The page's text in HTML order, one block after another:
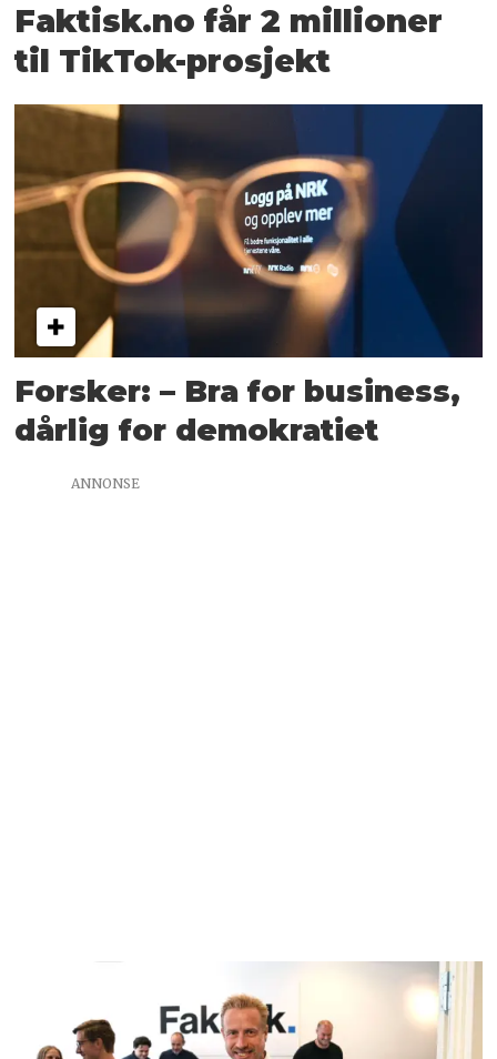
Faktisk.no får 2 millioner
til TikTok-prosjekt
Forsker: – Bra for business,
dårlig for demokratiet
ANNONSE